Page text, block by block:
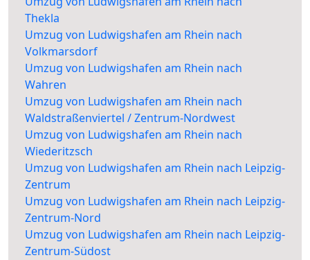
Thekla
Umzug von Ludwigshafen am Rhein nach
Volkmarsdorf
Umzug von Ludwigshafen am Rhein nach
Wahren
Umzug von Ludwigshafen am Rhein nach
Waldstraßenviertel / Zentrum-Nordwest
Umzug von Ludwigshafen am Rhein nach
Wiederitzsch
Umzug von Ludwigshafen am Rhein nach Leipzig-
Zentrum
Umzug von Ludwigshafen am Rhein nach Leipzig-
Zentrum-Nord
Umzug von Ludwigshafen am Rhein nach Leipzig-
Zentrum-Südost